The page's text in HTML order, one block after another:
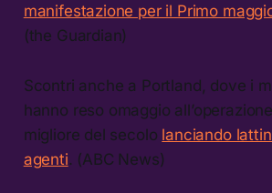
manifestazione per il Primo
(the Guardian)
Scontri anche a Portland, dove i
hanno reso omaggio
migliore del secolo lanciando
agenti. (ABC News)